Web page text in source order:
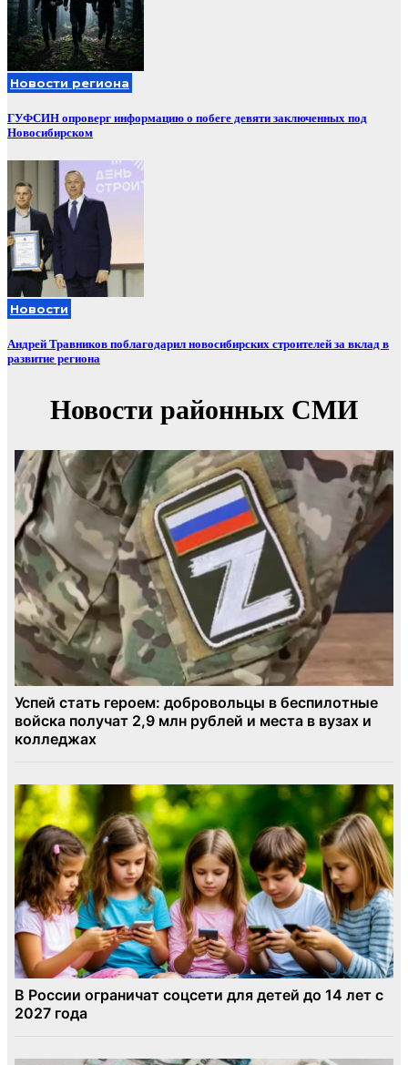
Новости региона
ГУФСИН опроверг информацию о побеге девяти заключенных под
Новосибирском
Новости
Андрей Травников поблагодарил новосибирских строителей за вклад в
развитие региона